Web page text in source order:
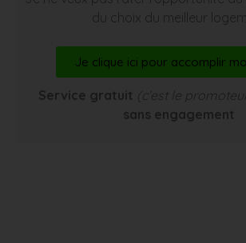
du choix du meilleur
Je clique ici pour accomplir
Service gratuit (c’est le
sans engagement